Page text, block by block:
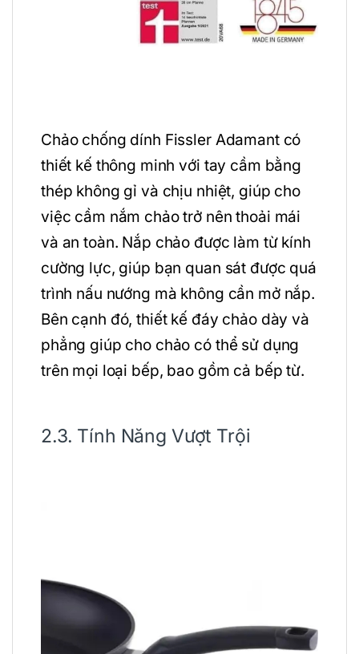
Chảo chống dính Fissler Adamant có
thiết kế thông minh với tay cầm bằng
thép không gỉ và chịu nhiệt, giúp cho
việc cầm nắm chảo trở nên thoải mái
và an toàn. Nắp chảo được làm từ kính
cường lực, giúp bạn quan sát được quá
trình nấu nướng mà không cần mở nắp.
Bên cạnh đó, thiết kế đáy chảo dày và
phẳng giúp cho chảo có thể sử dụng
trên mọi loại bếp, bao gồm cả bếp từ.
2.3. Tính Năng Vượt Trội